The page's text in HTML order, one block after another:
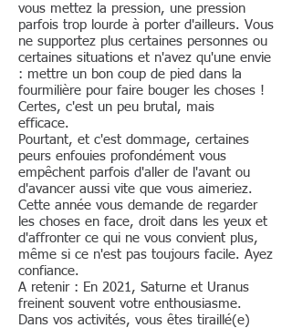
vous mettez la pression, une pression
parfois trop lourde à porter d'ailleurs. Vous
ne supportez plus certaines personnes ou
certaines situations et n'avez qu'une envie
: mettre un bon coup de pied dans la
fourmilière pour faire bouger les choses !
Certes, c'est un peu brutal, mais
efficace.
Pourtant, et c'est dommage, certaines
peurs enfouies profondément vous
empêchent parfois d'aller de l'avant ou
d'avancer aussi vite que vous aimeriez.
Cette année vous demande de regarder
les choses en face, droit dans les yeux et
d'affronter ce qui ne vous convient plus,
même si ce n'est pas toujours facile. Ayez
confiance.
A retenir : En 2021, Saturne et Uranus
freinent souvent votre enthousiasme.
Dans vos activités, vous êtes tiraillé(e)